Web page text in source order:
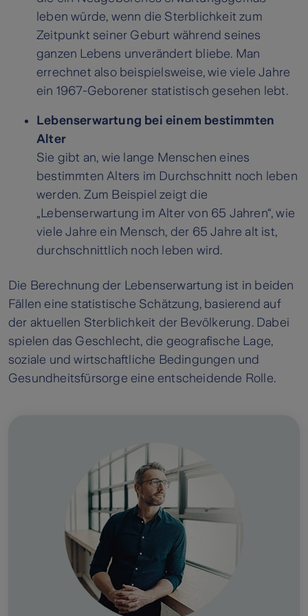
leben würde, wenn die Sterblichkeit zum
Zeitpunkt seiner Geburt während seines
ganzen Lebens unverändert bliebe. Man
errechnet also beispielsweise, wie viele Jahre
ein 1967-Geborener statistisch gesehen lebt.
Lebenserwartung bei einem bestimmten
Alter
Sie gibt an, wie lange Menschen eines
bestimmten Alters im Durchschnitt noch leben
werden. Zum Beispiel zeigt die
„Lebenserwartung im Alter von 65 Jahren“, wie
viele Jahre ein Mensch, der 65 Jahre alt ist,
durchschnittlich noch leben wird.
Die Berechnung der Lebenserwartung ist in beiden
Fällen eine statistische Schätzung, basierend auf
der aktuellen Sterblichkeit der Bevölkerung. Dabei
spielen das Geschlecht, die geografische Lage,
soziale und wirtschaftliche Bedingungen und
Gesundheitsfürsorge eine entscheidende Rolle.